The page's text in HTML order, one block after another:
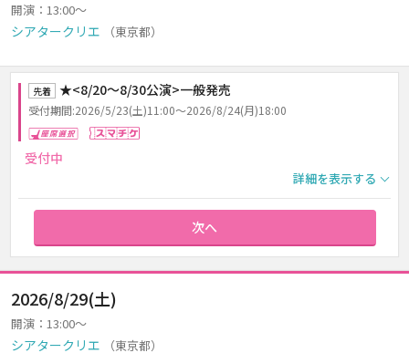
開演：13:00～
シアタークリエ （東京都）
先着 ★<8/20～8/30公演>一般発売
受付期間:2026/5/23(土)11:00～2026/8/24(月)18:00
座席選択
受付中
詳細を表示する
次へ
2026/8/29(土)
開演：13:00～
シアタークリエ （東京都）